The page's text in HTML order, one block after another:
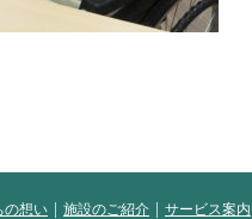
の想い 施設のご紹介 サービス案内